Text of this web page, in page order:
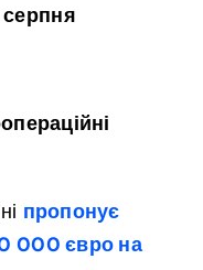
пропонує
000 євро на